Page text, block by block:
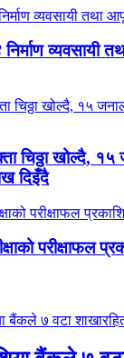
व्यवसायी
चिठ्ठा खोल्दै,
दिइँदै
परीक्षाफल